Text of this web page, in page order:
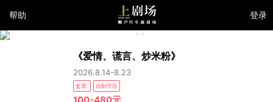
帮助 登录
《爱情、谎言、炒米粉》
2026.8.14-8.23
套票 自制节目